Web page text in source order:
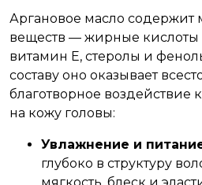
Аргановое масло содержит
веществ — жирные кислоты
витамин Е, стеролы и
составу оно оказывает
благотворное воздействие
на кожу головы:
Увлажнение и
глубоко в структуру